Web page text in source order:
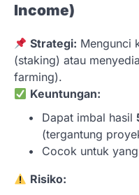
Income)
Strategi: Mengunci
(staking) atau
farming).
Keuntungan:
Dapat imbal hasil
(tergantung
Cocok untuk
Risiko: